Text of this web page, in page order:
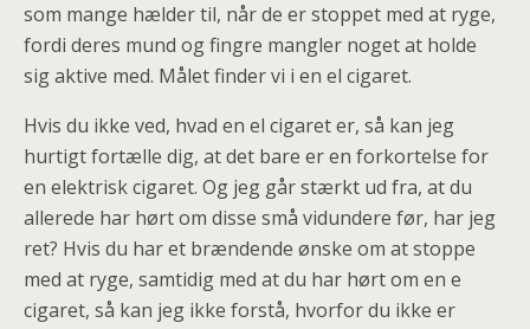
som mange hælder til, når de er stoppet med at ryge,
fordi deres mund og fingre mangler noget at holde
sig aktive med. Målet finder vi i en el cigaret.
Hvis du ikke ved, hvad en el cigaret er, så kan jeg
hurtigt fortælle dig, at det bare er en forkortelse for
en elektrisk cigaret. Og jeg går stærkt ud fra, at du
allerede har hørt om disse små vidundere før, har jeg
ret? Hvis du har et brændende ønske om at stoppe
med at ryge, samtidig med at du har hørt om en e
cigaret, så kan jeg ikke forstå, hvorfor du ikke er